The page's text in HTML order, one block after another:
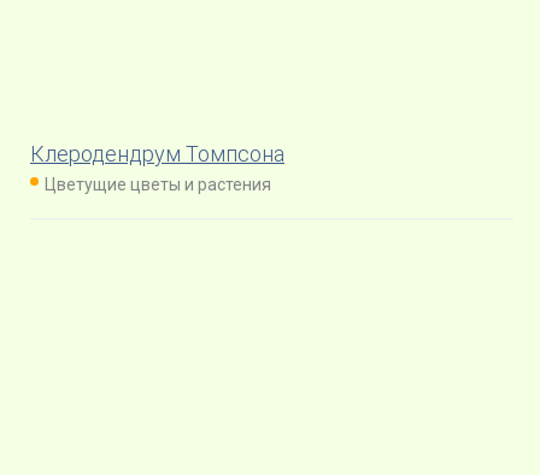
Клеродендрум Томпсона
Цветущие цветы и растения